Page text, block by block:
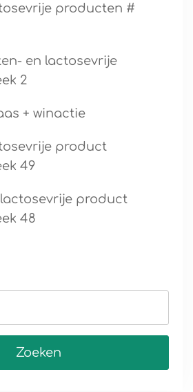
producten #
en lactosevrije
2
+ winactie
product
49
product
48